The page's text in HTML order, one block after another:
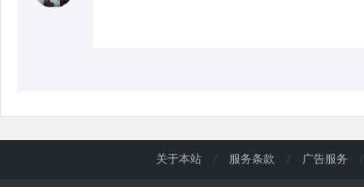
关于本站 / 服务条款 / 广告服务 /